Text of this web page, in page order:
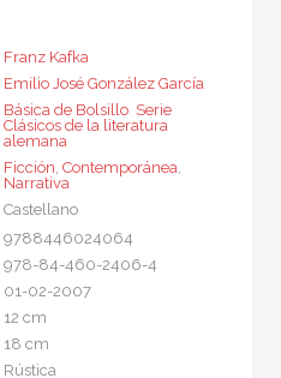
Franz Kafka
Emilio José González García
Básica de Bolsillo  Serie
Clásicos de la literatura
alemana
Ficción, Contemporánea,
Narrativa
Castellano
9788446024064
978-84-460-2406-4
01-02-2007
12 cm
18 cm
Rústica